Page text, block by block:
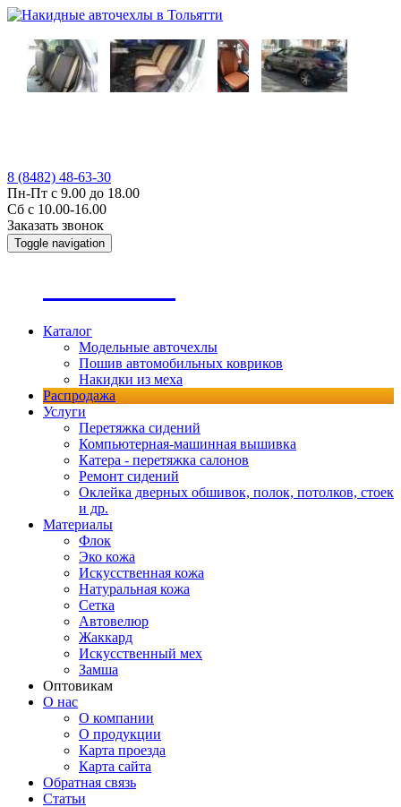
8 (8482) 48-63-30
Пн-Пт с 9.00 до 18.00
Сб с 10.00-16.00
Заказать звонок
Toggle navigation
Каталог
Модельные авточехлы
Пошив автомобильных ковриков
Накидки из меха
Распродажа
Услуги
Перетяжка сидений
Компьютерная-машинная вышивка
Катера - перетяжка салонов
Ремонт сидений
Оклейка дверных обшивок, полок, потолков, стоек
и др.
Материалы
Флок
Эко кожа
Искусственная кожа
Натуральная кожа
Сетка
Автовелюр
Жаккард
Искусственный мех
Замша
Оптовикам
О нас
О компании
О продукции
Карта проезда
Карта сайта
Обратная связь
Статьи